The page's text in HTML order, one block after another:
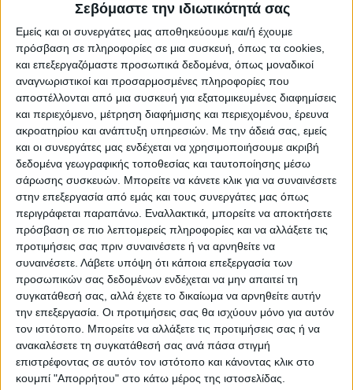
Σεβόμαστε την ιδιωτικότητά σας
Εμείς και οι συνεργάτες μας αποθηκεύουμε και/ή έχουμε
πρόσβαση σε πληροφορίες σε μια συσκευή, όπως τα cookies,
και επεξεργαζόμαστε προσωπικά δεδομένα, όπως μοναδικοί
αναγνωριστικοί και προσαρμοσμένες πληροφορίες που
αποστέλλονται από μια συσκευή για εξατομικευμένες διαφημίσεις
και περιεχόμενο, μέτρηση διαφήμισης και περιεχομένου, έρευνα
ακροατηρίου και ανάπτυξη υπηρεσιών. Με την άδειά σας, εμείς
και οι συνεργάτες μας ενδέχεται να χρησιμοποιήσουμε ακριβή
δεδομένα γεωγραφικής τοποθεσίας και ταυτοποίησης μέσω
σάρωσης συσκευών. Μπορείτε να κάνετε κλικ για να συναινέσετε
στην επεξεργασία από εμάς και τους συνεργάτες μας όπως
περιγράφεται παραπάνω. Εναλλακτικά, μπορείτε να αποκτήσετε
πρόσβαση σε πιο λεπτομερείς πληροφορίες και να αλλάξετε τις
προτιμήσεις σας πριν συναινέσετε ή να αρνηθείτε να
συναινέσετε. Λάβετε υπόψη ότι κάποια επεξεργασία των
προσωπικών σας δεδομένων ενδέχεται να μην απαιτεί τη
συγκατάθεσή σας, αλλά έχετε το δικαίωμα να αρνηθείτε αυτήν
την επεξεργασία. Οι προτιμήσεις σας θα ισχύουν μόνο για αυτόν
τον ιστότοπο. Μπορείτε να αλλάξετε τις προτιμήσεις σας ή να
ανακαλέσετε τη συγκατάθεσή σας ανά πάσα στιγμή
επιστρέφοντας σε αυτόν τον ιστότοπο και κάνοντας κλικ στο
κουμπί "Απορρήτου" στο κάτω μέρος της ιστοσελίδας.
προκειμένου να δουν αν κινδυνεύουν. Όταν
ο μικρός κατάλαβε πως δεν μπορούσε να
πείσει, αφού του έδειξαν την ανάρτηση,
αναγκάστηκε να το παραδεχθεί, λέγοντας
ότι ήθελε να κάνει πλάκα στον μεγαλύτερο
αδελφό του.
Όπως αναφέρει η“Ροδιακή”για άσκοπη
κινητοποίηση των αρμόδιων αρχών, οι
αστυνομικοί θα σχηματίσουν δικογραφία.
Πηγή : gazzetta
Τελευταίες Ειδήσεις Σήμερα
Ακολούθησε την εφημερίδα ΝΕΟΣ
ΑΓΩΝ στο Google News!
Όλες οι εξελίξεις στην περιοχή της